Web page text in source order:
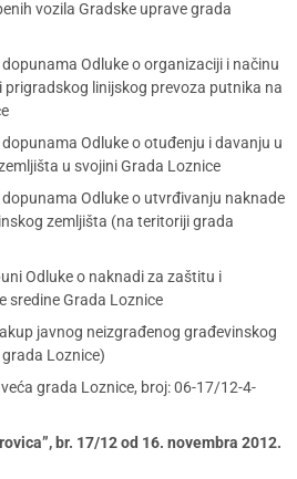
vozila Gradske uprave grada
Odluke o organizaciji i načinu
linijskog prevoza putnika na
Odluke o otuđenju i davanju u
u svojini Grada Loznice
Odluke o utvrđivanju naknade
zemljišta (na teritoriji grada
Odluke o naknadi za zaštitu i
sredine Grada Loznice
javnog neizgrađenog građevinskog
Loznice)
grada Loznice, broj: 06-17/12-4-
br. 17/12 od 16. novembra 2012.